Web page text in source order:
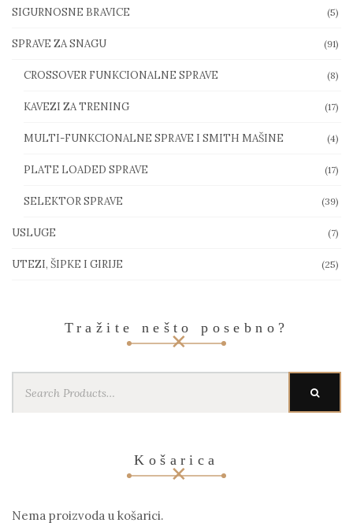
SIGURNOSNE BRAVICE (5)
SPRAVE ZA SNAGU (91)
CROSSOVER FUNKCIONALNE SPRAVE (8)
KAVEZI ZA TRENING (17)
MULTI-FUNKCIONALNE SPRAVE I SMITH MAŠINE (4)
PLATE LOADED SPRAVE (17)
SELEKTOR SPRAVE (39)
USLUGE (7)
UTEZI, ŠIPKE I GIRIJE (25)
Tražite nešto posebno?
Košarica
Nema proizvoda u košarici.